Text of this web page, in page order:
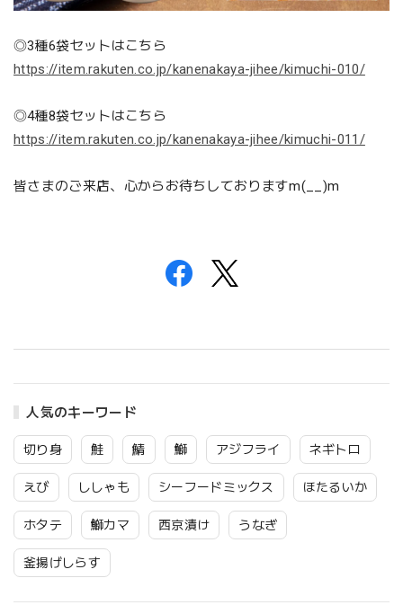
人気のキーワード
切り身 鮭 鯖 鰤 アジフライ ネギトロ
えび ししゃも シーフードミックス ほたるいか
ホタテ 鰤カマ 西京漬け うなぎ
釜揚げしらす
◎3種6袋セットはこちら
https://item.rakuten.co.jp/kanenakaya-jihee/kimuchi-010/
◎4種8袋セットはこちら
https://item.rakuten.co.jp/kanenakaya-jihee/kimuchi-011/
皆さまのご来店、心からお待ちしておりますm(__)m